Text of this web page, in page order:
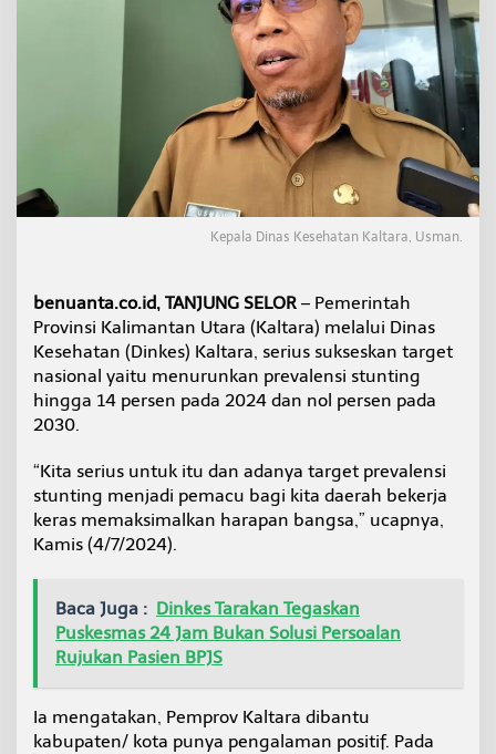
i
u
s
d
l
m
n
u
r
k
a
n
t
u
i
g
Kepala Dinas Kesehatan Kaltara, Usman.
benuanta.co.id, TANJUNG SELOR – Pemerintah
Provinsi Kalimantan Utara (Kaltara) melalui Dinas
Kesehatan (Dinkes) Kaltara, serius sukseskan target
nasional yaitu menurunkan prevalensi stunting
hingga 14 persen pada 2024 dan nol persen pada
2030.
“Kita serius untuk itu dan adanya target prevalensi
stunting menjadi pemacu bagi kita daerah bekerja
keras memaksimalkan harapan bangsa,” ucapnya,
Kamis (4/7/2024).
Baca Juga : Dinkes Tarakan Tegaskan
Puskesmas 24 Jam Bukan Solusi Persoalan
Rujukan Pasien BPJS
Ia mengatakan, Pemprov Kaltara dibantu
kabupaten/ kota punya pengalaman positif. Pada